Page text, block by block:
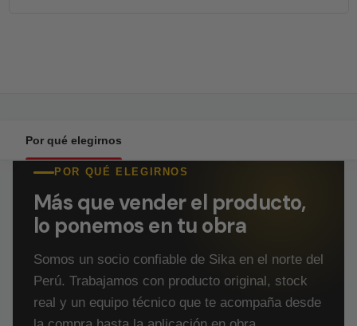
Por qué elegirnos
POR QUÉ ELEGIRNOS
Más que vender el producto,
lo ponemos en tu obra
Somos un socio confiable de Sika en el norte del
Perú. Trabajamos con producto original, stock
real y un equipo técnico que te acompaña desde